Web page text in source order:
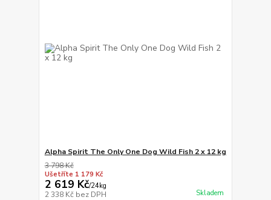
Alpha Spirit The Only One Dog Wild Fish 2 x 12 kg
3 798 Kč
Ušetříte 1 179 Kč
2 619 Kč/24kg
2 338 Kč bez DPH Skladem